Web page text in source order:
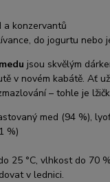
a konzervantů
do jogurtu nebo
jsou skvělým
v novém kabátě. Ať
– tohle je
med (94 %),
%)
25 °C, vlhkost do 70
v lednici.